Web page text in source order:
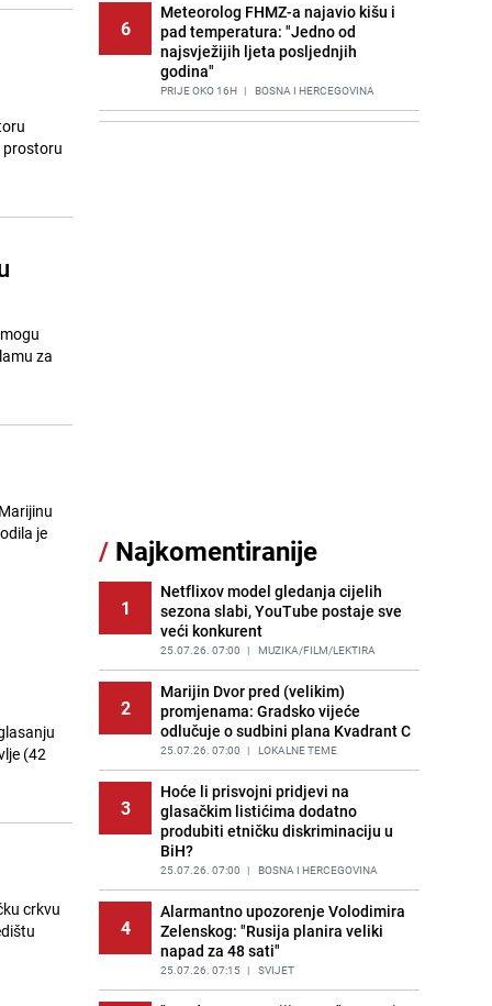
prostoru
za
je
(42
crkvu
6
Meteorolog FHMZ-a najavio kišu i
pad temperatura: "Jedno od
najsvježijih ljeta posljednjih
godina"
PRIJE OKO 16H | BOSNA I HERCEGOVINA
11
Cijela regija čeka njegovu
progonozu: Poznati meteorolog
najavljuje veću promjenu vremena
PRIJE OKO 11H | REGIJA
12
Tajna savršenog makedonskog
ajvara: Stari recept za kremast i
bogat okus
PRIJE 2 DANA | RECEPTI
13
Borba trajala satima: Pogledajte
'grdosiju' od skoro tri metra koju su
braća izvukla iz mora
PRIJE 2 DANA SVIJET
Gosti iz Njemačke napravili požar u
apartmanu u Istri, vlasniku se
smijali i pokazivali srednji prst
PRIJE 1 DAN | REGIJA
Očistite rernu bez hemikalija:
Poznata stručnjakinja dijeli savjete
PRIJE 1 DAN | ŽIVOT I STIL
/ Najkomentiranije
1
Netflixov model gledanja cijelih
sezona slabi, YouTube postaje sve
veći konkurent
25.07.26. 07:00 | MUZIKA/FILM/LEKTIRA
2
Marijin Dvor pred (velikim)
promjenama: Gradsko vijeće
odlučuje o sudbini plana Kvadrant C
25.07.26. 07:00 | LOKALNE TEME
3
Hoće li prisvojni pridjevi na
glasačkim listićima dodatno
produbiti etničku diskriminaciju u
BiH?
25.07.26. 07:00 | BOSNA I HERCEGOVINA
4
Alarmantno upozorenje Volodimira
Zelenskog: "Rusija planira veliki
napad za 48 sati"
25.07.26. 07:15 | SVIJET